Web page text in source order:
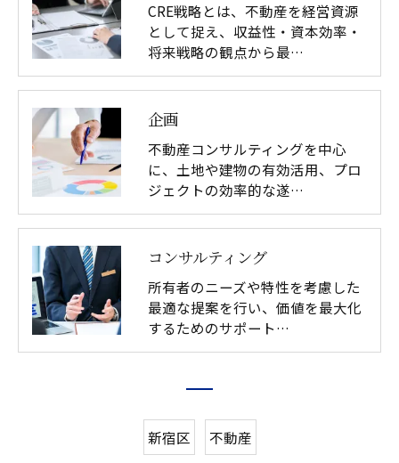
CRE戦略とは、不動産を経営資源
として捉え、収益性・資本効率・
将来戦略の観点から最…
企画
不動産コンサルティングを中心
に、土地や建物の有効活用、プロ
ジェクトの効率的な遂…
コンサルティング
所有者のニーズや特性を考慮した
最適な提案を行い、価値を最大化
するためのサポート…
新宿区 不動産